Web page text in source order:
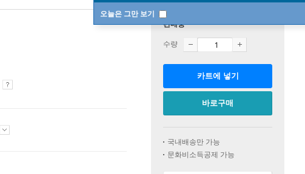
오늘은 그만 보기
판매중
수량
카트에 넣기
바로구매
국내배송만 가능
문화비소득공제 가능